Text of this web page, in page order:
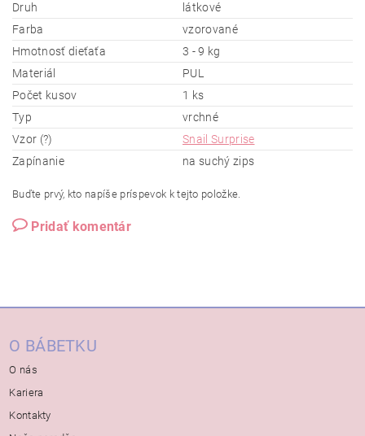
Druh
látkové
Farba
vzorované
Hmotnosť dieťaťa
3 - 9 kg
Materiál
PUL
Počet kusov
1 ks
Typ
vrchné
Vzor (?)
Snail Surprise
Zapínanie
na suchý zips
Buďte prvý, kto napíše príspevok k tejto položke.
Pridať komentár
O BÁBETKU
O nás
Kariera
Kontakty